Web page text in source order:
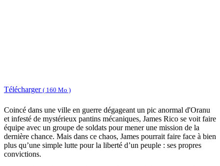
Télécharger ( 160 Mo )
Coincé dans une ville en guerre dégageant un pic anormal d'Oranu
et infesté de mystérieux pantins mécaniques, James Rico se voit faire
équipe avec un groupe de soldats pour mener une mission de la
dernière chance. Mais dans ce chaos, James pourrait faire face à bien
plus qu’une simple lutte pour la liberté d’un peuple : ses propres
convictions.